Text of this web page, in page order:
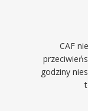
CAF
godziny